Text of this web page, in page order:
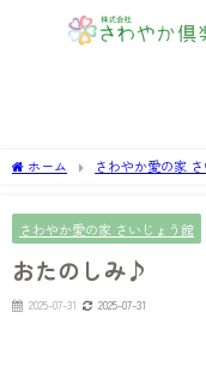
ホーム さわやか愛の家
さわやか愛の家 さいじょう館
おたのしみ♪
2025-07-31 2025-07-31